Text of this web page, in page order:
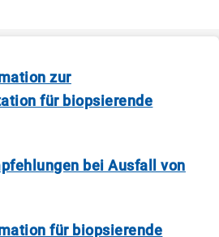
zur
für biopsierende
bei Ausfall von
für biopsierende